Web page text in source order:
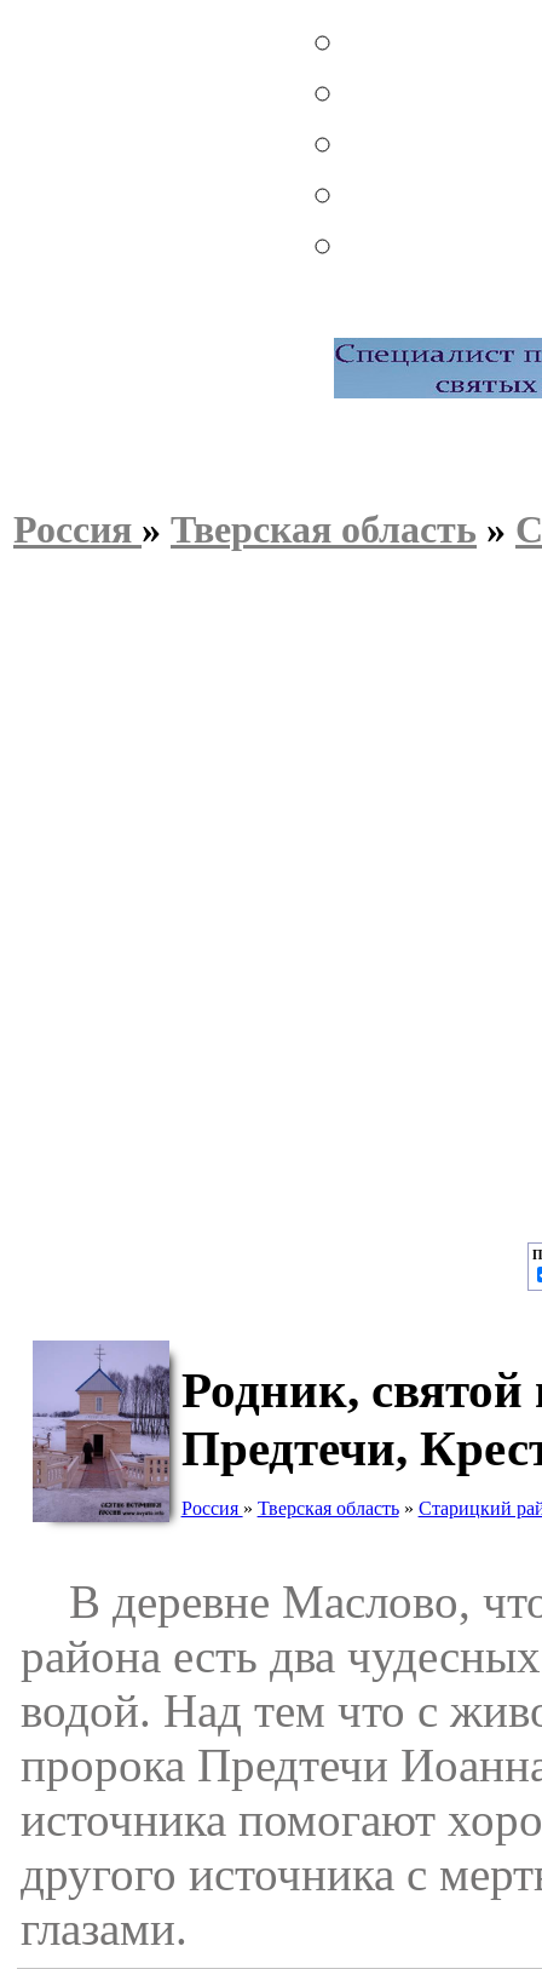
Россия » Тверская область »
Родник,
Предтечи,
Россия » Тверская область» Старицкий
В деревне Маслово,
района есть два
водой. Над тем что с
пророка Предтечи
источника помогают
другого источника с
глазами.